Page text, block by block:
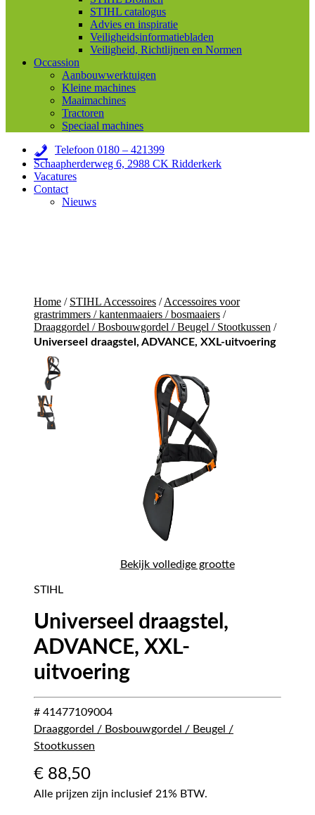
STIHL catalogus
Advies en inspiratie
Veiligheidsinformatiebladen
Veiligheid, Richtlijnen en Normen
Occassion
Aanbouwwerktuigen
Kleine machines
Maaimachines
Tractoren
Speciaal machines
Telefoon 0180 – 421399
Schaapherderweg 6, 2988 CK Ridderkerk
Vacatures
Contact
Nieuws
Home / STIHL Accessoires /Accessoires voor
grastrimmers / kantenmaaiers / bosmaaiers /
Draaggordel / Bosbouwgordel / Beugel / Stootkussen /
Universeel draagstel, ADVANCE, XXL-uitvoering
Bekijk volledige grootte
STIHL
Universeel draagstel,
ADVANCE, XXL-
uitvoering
# 41477109004
Draaggordel / Bosbouwgordel / Beugel /
Stootkussen
€ 88,50
Alle prijzen zijn inclusief 21% BTW.